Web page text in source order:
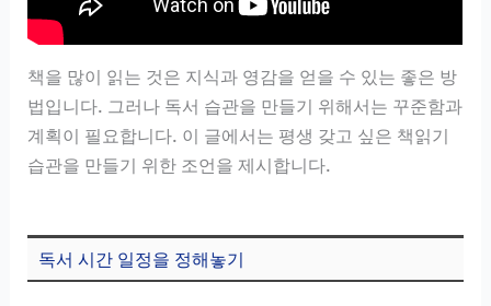
책을 많이 읽는 것은 지식과 영감을 얻을 수 있는 좋은 방
법입니다. 그러나 독서 습관을 만들기 위해서는 꾸준함과
계획이 필요합니다. 이 글에서는 평생 갖고 싶은 책읽기
습관을 만들기 위한 조언을 제시합니다.
독서 시간 일정을 정해놓기